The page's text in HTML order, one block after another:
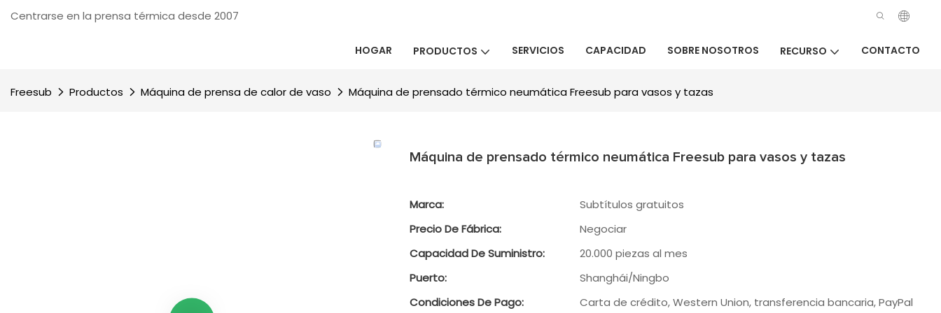
Centrarse en la prensa térmica desde 2007
HOGAR PRODUCTOS SERVICIOS CAPACIDAD SOBRE NOSOTROS RECURSO CONTACTO
Freesub Productos Máquina de prensa de calor de vaso Máquina de prensado térmico neumática Freesub para vasos y tazas
Máquina de prensado térmico neumática Freesub para vasos y tazas
Marca:
Subtítulos gratuitos
Precio De Fábrica:
Negociar
Capacidad De Suministro:
20.000 piezas al mes
Puerto:
Shanghái/Ningbo
Condiciones De Pago:
Carta de crédito, Western Union, transferencia bancaria, PayPal